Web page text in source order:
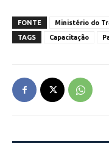
FONTE
Ministério do
TAGS
Capacitação